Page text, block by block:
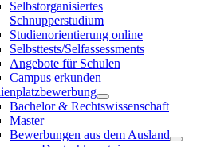
Selbstorganisiertes
Schnupperstudium
Studienorientierung online
Selbsttests/Selfassessments
Angebote für Schulen
Campus erkunden
Bachelor & Rechtswissenschaft
Master
Bewerbungen aus dem Ausland